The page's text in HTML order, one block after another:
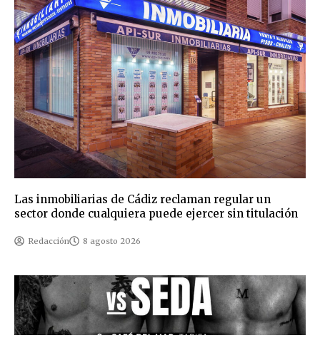
Las inmobiliarias de Cádiz reclaman regular un
sector donde cualquiera puede ejercer sin titulación
Redacción 8 agosto 2026